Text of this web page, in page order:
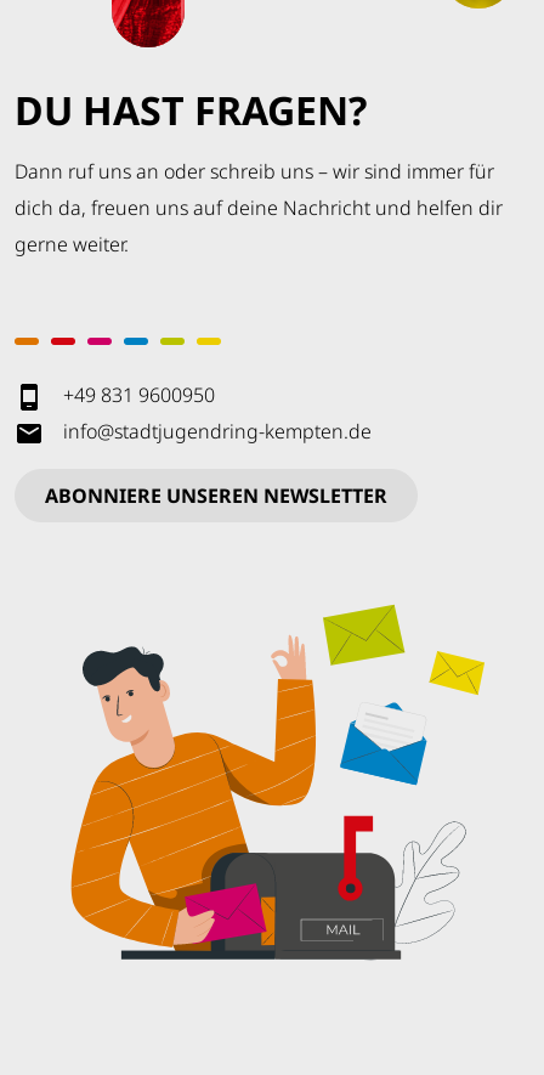
DU HAST FRAGEN?
Dann ruf uns an oder schreib uns – wir sind immer für
dich da, freuen uns auf deine Nachricht und helfen dir
gerne weiter.
+49 831 9600950
info@stadtjugendring-kempten.de
ABONNIERE UNSEREN NEWSLETTER